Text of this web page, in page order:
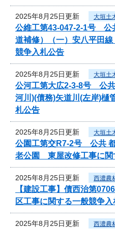
2025年8月25日更新 大垣土
公維工第43-047-2-1号 公
道補修）（一）安八平田
競争入札公告
2025年8月25日更新 大垣土
公河工第大広2-3-8号 公
河川)(債務)矢道川(左岸)樋
札公告
2025年8月25日更新 大垣土
公園工第交R7-2号 公共
老公園 東屋改修工事に関
2025年8月25日更新 西濃農
【建設工事】債西治第
区工事に関する一般競争
2025年8月25日更新 西濃農